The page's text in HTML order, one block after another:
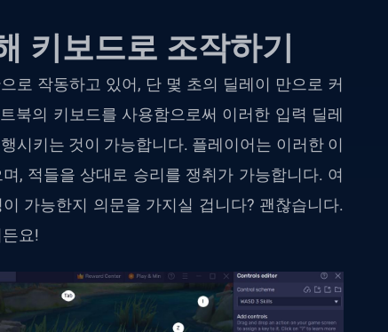
키보드로 조작하기
로 작동하고 있어, 단 몇 초의 딜레이 만으로 커
북의 키보드를 사용함으로써 이러한 입력 딜레
시키는 것이 가능합니다. 플레이어는 이러한 이
, 적들을 상대로 승리를 쟁취가 가능합니다. 여
가능한지 의문을 가지실 겁니다? 괜찮습니다.
요!